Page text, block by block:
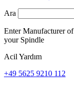
Ara
Enter Manufacturer
your Spindle
Acil Yardım
+49 5625 9210 112